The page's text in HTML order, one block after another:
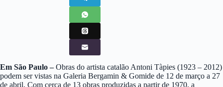
Em São Paulo –Obras do artista catalão Antoni Tàpies (1923 – 2012)
podem ser vistas na Galeria Bergamin & Gomide de 12 de março a 27
de abril. Com cerca de 13 obras produzidas a partir de 1970, a